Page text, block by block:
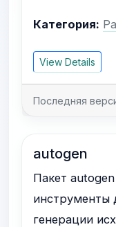
Категория:
View Details
Последняя
autogen
Пакет
инструменты
генерации